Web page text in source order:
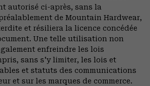
autorisé ci-après, sans la
de Mountain Hardwear,
et résiliera la licence concédée
Une telle utilisation non
enfreindre les lois
sans s'y limiter, les lois et
et statuts des communications
et sur les marques de commerce.